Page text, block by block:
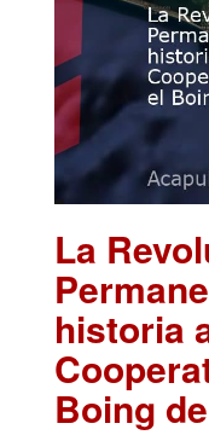
La
historia
Boing